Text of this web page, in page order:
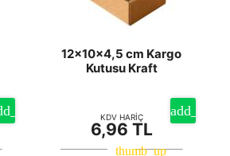
12x10x4,5 cm Kargo
Kutusu Kraft
KDV HARİÇ
6,96 TL